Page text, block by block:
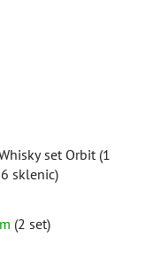
set Orbit (1
sklenic)
(2 set)